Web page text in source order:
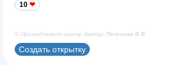
10
© Принадлежит сайту. Автор: Печенова В.В.
Создать открытку